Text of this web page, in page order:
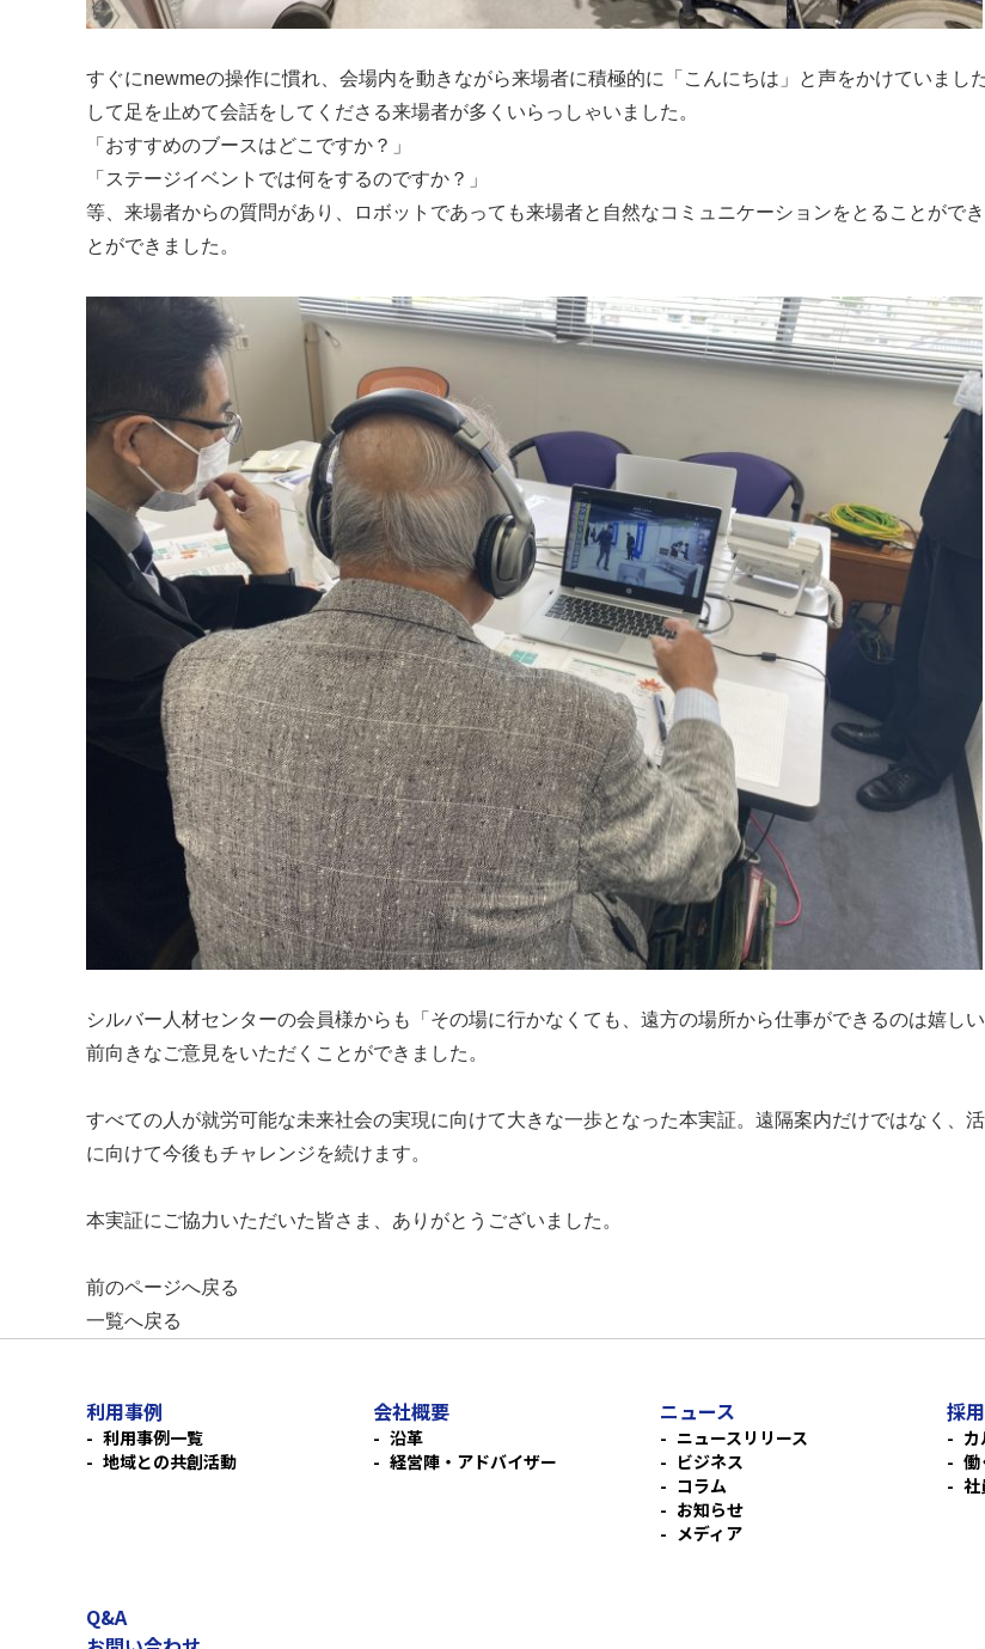
すぐにnewmeの操作に慣れ、会場内を動きながら来場者に積極的に「こんにちは」と声をかけていま
して足を止めて会話をしてくださる来場者が多くいらっしゃいました。
「おすすめのブースはどこですか？」
「ステージイベントでは何をするのですか？」
等、来場者からの質問があり、ロボットであっても来場者と自然なコミュニケーションをとることがで
とができました。
シルバー人材センターの会員様からも「その場に行かなくても、遠方の場所から仕事ができるのは嬉し
前向きなご意見をいただくことができました。
すべての人が就労可能な未来社会の実現に向けて大きな一歩となった本実証。遠隔案内だけではなく、
に向けて今後もチャレンジを続けます。
本実証にご協力いただいた皆さま、ありがとうございました。
前のページへ戻る
一覧へ戻る
利用事例
利用事例一覧
地域との共創活動
会社概要
沿革
経営陣・アドバイザー
ニュース
ニュースリリース
ビジネス
コラム
お知らせ
メディア
採
カ
働
社
Q&A